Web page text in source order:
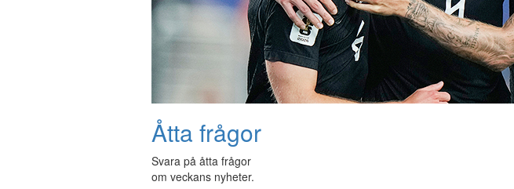
Åtta frågor
Svara på åtta frågor
om veckans nyheter.